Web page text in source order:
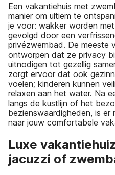
Een vakantiehuis met
manier om ultiem te
je voor: wakker worden
gevolgd door een
privézwembad. De meeste
ontworpen dat ze privacy
uitnodigen tot gezellig
zorgt ervoor dat ook
voelen; kinderen kunnen
relaxen aan het water. Na
langs de kustlijn of het
bezienswaardigheden, is er
naar jouw comfortabele
Luxe
jacuzzi of